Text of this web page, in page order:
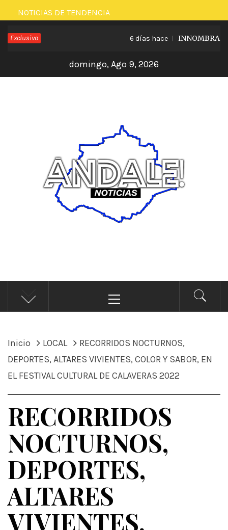
Saltar
al
contenido
NOTICIAS DE TENDENCIA
Exclusivo 6 días hace INNOMBRABLE
domingo, Ago 9, 2026
ÁNDALE NOTICIAS
Noticias
principal
Inicio LOCAL
RECORRIDOS NOCTURNOS,
DEPORTES, ALTARES VIVIENTES, COLOR Y SABOR, EN
EL FESTIVAL CULTURAL DE CALAVERAS 2022
RECORRIDOS
NOCTURNOS,
DEPORTES,
ALTARES
VIVIENTES,